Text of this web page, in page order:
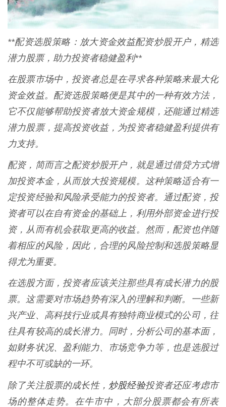
**配资选股策略：放大资金效益配资炒股开户，精选
潜力股票，助力投资者稳健盈利**
在股票市场中，投资者总是在寻求各种策略来最大化
资金效益。配资选股策略便是其中的一种有效方法，
它不仅能够帮助投资者放大资金规模，还能通过精选
潜力股票，提高投资收益，为投资者稳健盈利提供有
力支持。
配资，简而言之配资炒股开户，就是通过借贷方式增
加投资本金，从而放大投资规模。这种策略适合有一
定投资经验和风险承受能力的投资者。通过配资，投
资者可以在自有资金的基础上，利用外部资金进行投
资，从而有机会获取更高的收益。然而，配资也伴随
着相应的风险，因此，合理的风险控制和选股策略显
得尤为重要。
在选股方面，投资者应该关注那些具有成长潜力的股
票。这需要对市场趋势有深入的理解和判断。一些新
兴产业、高科技行业或具有独特商业模式的公司，往
往具有较高的成长潜力。同时，分析公司的基本面，
如财务状况、盈利能力、市场竞争力等，也是选股过
程中不可或缺的一环。
除了关注股票的成长性， 炒股经验投资者还应考虑市
场的整体走势。在牛市中，大部分股票都会有所表